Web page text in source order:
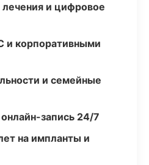
и цифровое
и корпоративными
и семейные
запись 24/7
на импланты и